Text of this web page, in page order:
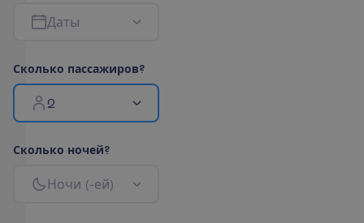
Даты
Сколько пассажиров?
2
Сколько ночей?
Ночи (-ей)